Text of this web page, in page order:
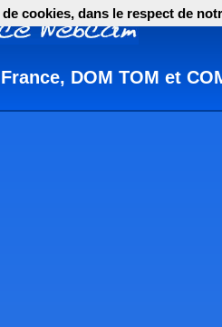
DOM TOM et
cookies, dans le respect de